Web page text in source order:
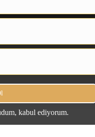
kabul ediyorum.